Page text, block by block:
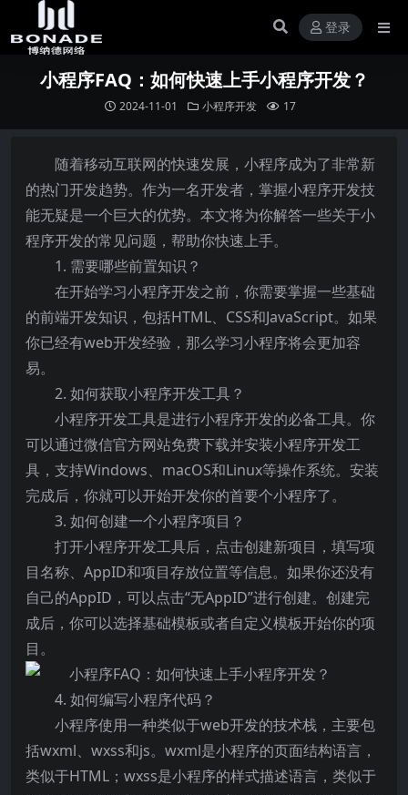
登录
小程序FAQ：如何快速上手小程序开发？
2024-11-01 小程序开发 17
随着移动互联网的快速发展，小程序成为了非常新
的热门开发趋势。作为一名开发者，掌握小程序开发技
能无疑是一个巨大的优势。本文将为你解答一些关于小
程序开发的常见问题，帮助你快速上手。
1. 需要哪些前置知识？
在开始学习小程序开发之前，你需要掌握一些基础
的前端开发知识，包括HTML、CSS和JavaScript。如果
你已经有web开发经验，那么学习小程序将会更加容
易。
2. 如何获取小程序开发工具？
小程序开发工具是进行小程序开发的必备工具。你
可以通过微信官方网站免费下载并安装小程序开发工
具，支持Windows、macOS和Linux等操作系统。安装
完成后，你就可以开始开发你的首要个小程序了。
3. 如何创建一个小程序项目？
打开小程序开发工具后，点击创建新项目，填写项
目名称、AppID和项目存放位置等信息。如果你还没有
自己的AppID，可以点击“无AppID”进行创建。创建完
成后，你可以选择基础模板或者自定义模板开始你的项
目。
4. 如何编写小程序代码？
小程序使用一种类似于web开发的技术栈，主要包
括wxml、wxss和js。wxml是小程序的页面结构语言，
类似于HTML；wxss是小程序的样式描述语言，类似于